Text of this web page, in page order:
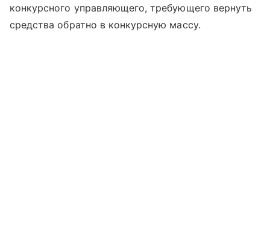
конкурсного управляющего, требующего вернуть
средства обратно в конкурсную массу.